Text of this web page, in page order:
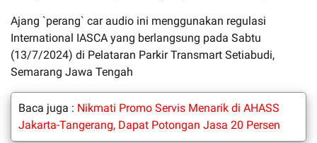
Ajang `perang` car audio ini menggunakan regulasi
International IASCA yang berlangsung pada Sabtu
(13/7/2024) di Pelataran Parkir Transmart Setiabudi,
Semarang Jawa Tengah
Baca juga : Nikmati Promo Servis Menarik di AHASS
Jakarta-Tangerang, Dapat Potongan Jasa 20 Persen